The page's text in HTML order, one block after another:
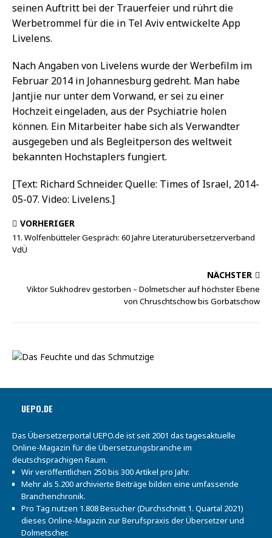
seinen Auftritt bei der Trauerfeier und rührt die
Werbetrommel für die in Tel Aviv entwickelte App
Livelens.
Nach Angaben von Livelens wurde der Werbefilm im
Februar 2014 in Johannesburg gedreht. Man habe
Jantjie nur unter dem Vorwand, er sei zu einer
Hochzeit eingeladen, aus der Psychiatrie holen
können. Ein Mitarbeiter habe sich als Verwandter
ausgegeben und als Begleitperson des weltweit
bekannten Hochstaplers fungiert.
[Text: Richard Schneider. Quelle: Times of Israel, 2014-
05-07. Video: Livelens.]
VORHERIGER
11. Wolfenbütteler Gespräch: 60 Jahre Literaturübersetzerverband
VdÜ
NÄCHSTER
Viktor Sukhodrev gestorben – Dolmetscher auf höchster Ebene
von Chruschtschow bis Gorbatschow
UEPO.DE
Das Übersetzerportal UEPO.de ist seit 2001 das tagesaktuelle
Online-Magazin für die Übersetzungsbranche im
deutschsprachigen Raum.
Wir veröffentlichen 250 bis 300 Artikel pro Jahr.
Mehr als 5.200 archivierte Beiträge bilden eine umfassende
Branchenchronik.
Pro Tag nutzen 1.808 Besucher (Durchschnitt 1. Quartal 2021)
dieses Online-Magazin zur Berufspraxis der Übersetzer und
Dolmetscher.